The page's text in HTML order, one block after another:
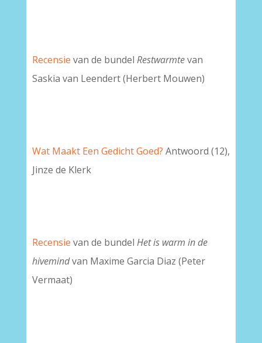
Recensie van de bundel Restwarmtevan
Saskia van Leendert (Herbert Mouwen)
Wat Maakt Een Gedicht Goed? Antwoord (12),
Jinze de Klerk
Recensie van de bundel Het is warm in de
hivemindvan Maxime Garcia Diaz (Peter
Vermaat)